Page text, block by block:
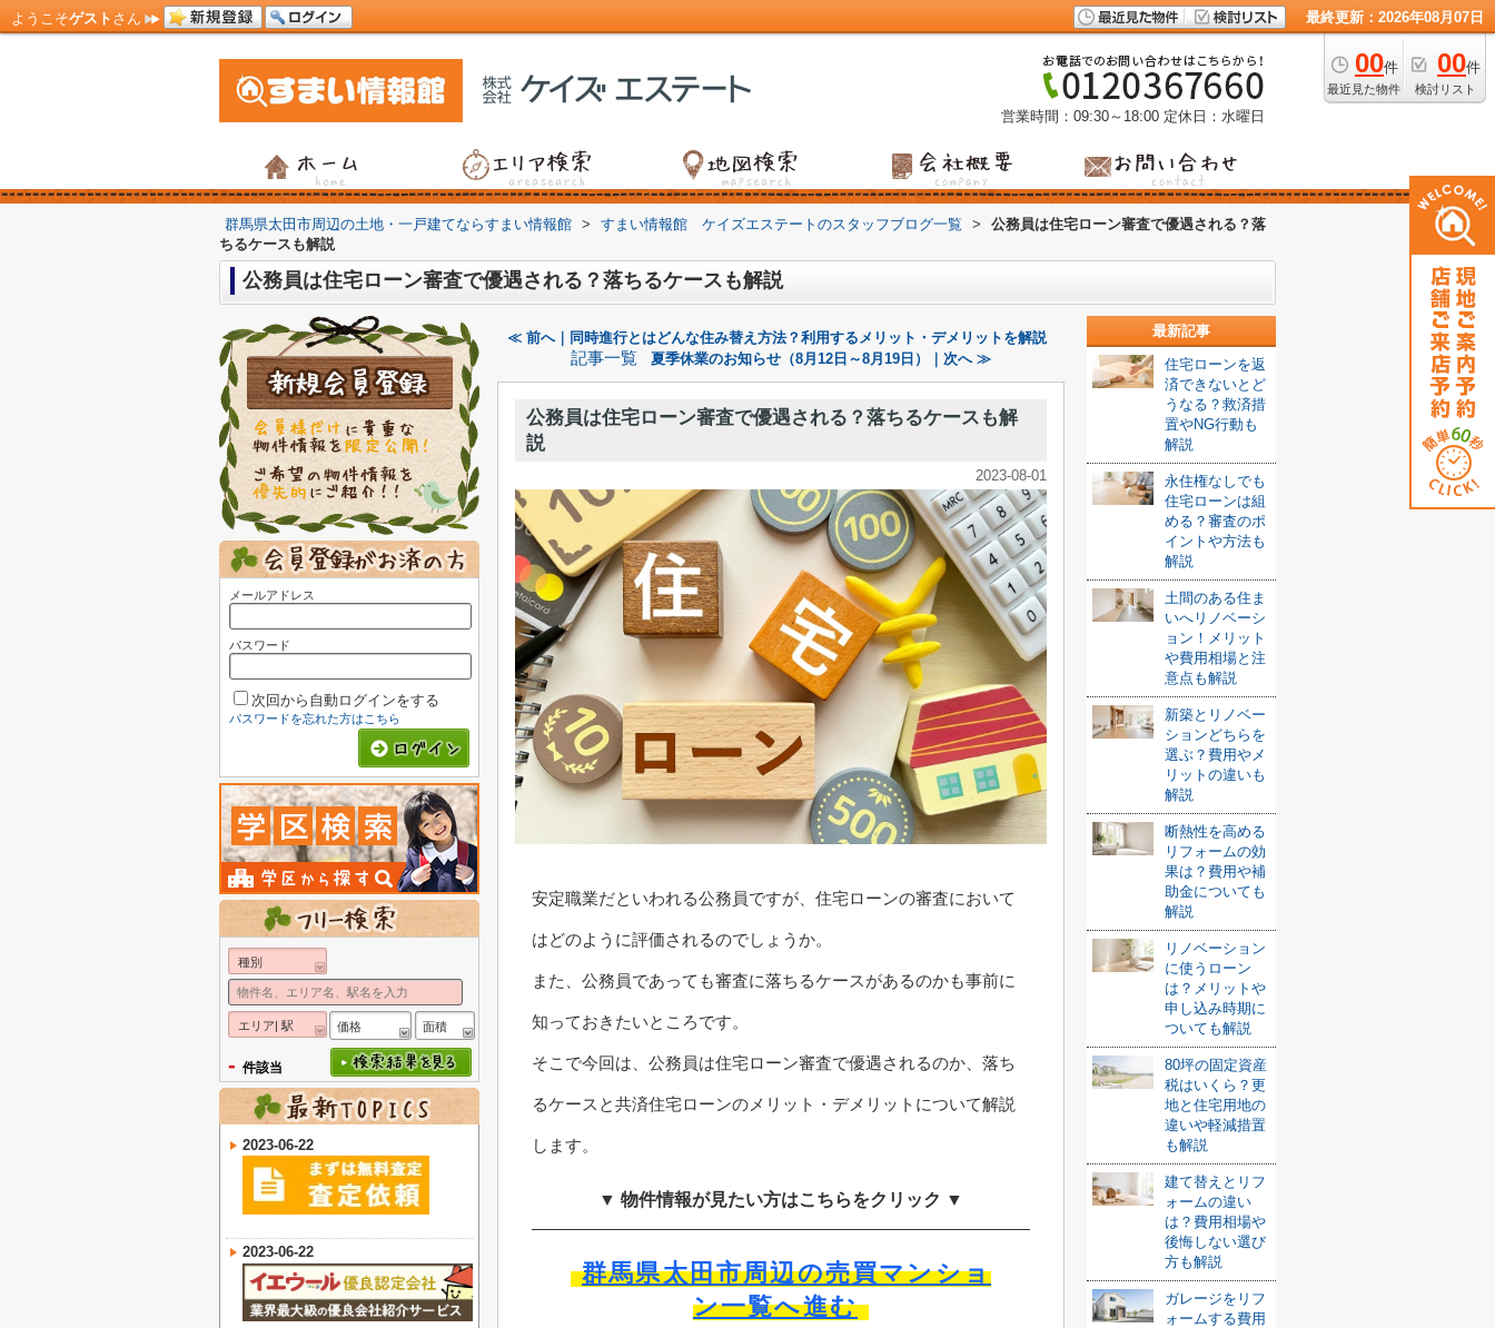
ようこそゲスト さん 最終更新：2026年08月07日
00件
最近見た物件
00件
検討リスト
営業時間：09:30～18:00 定休日：水曜日
群馬県太田市周辺の土地・一戸建てならすまい情報館 > すまい情報館 ケイズエステートのスタッフブログ一覧 >
公務員は住宅ローン審査で優遇される？落
ちるケースも解説
公務員は住宅ローン審査で優遇される？落ちるケースも解説
≪ 前へ｜同時進行とはどんな住み替え方法？利用するメリット・デメリットを解説
記事一覧 夏季休業のお知らせ（8月12日～8月19日）｜次へ ≫
公務員は住宅ローン審査で優遇される？落ちるケースも解
説
2023-08-01
安定職業だといわれる公務員ですが、住宅ローンの審査において
はどのように評価されるのでしょうか。
また、公務員であっても審査に落ちるケースがあるのかも事前に
知っておきたいところです。
そこで今回は、公務員は住宅ローン審査で優遇されるのか、落ち
るケースと共済住宅ローンのメリット・デメリットについて解説
します。
▼ 物件情報が見たい方はこちらをクリック ▼
群馬県太田市周辺の売買マンショ
ン一覧へ進む
最新記事
住宅ローンを返
済できないとど
うなる？救済措
置やNG行動も
解説
永住権なしでも
住宅ローンは組
める？審査のポ
イントや方法も
解説
土間のある住ま
いへリノベーシ
ョン！メリット
や費用相場と注
意点も解説
新築とリノベー
ションどちらを
選ぶ？費用やメ
リットの違いも
解説
断熱性を高める
リフォームの効
果は？費用や補
助金についても
解説
リノベーション
に使うローン
は？メリットや
申し込み時期に
ついても解説
80坪の固定資産
税はいくら？更
地と住宅用地の
違いや軽減措置
も解説
建て替えとリフ
ォームの違い
は？費用相場や
後悔しない選び
方も解説
ガレージをリフ
ォームする費用
メールアドレス
パスワード
次回から自動ログインをする
パスワードを忘れた方はこちら
種別
エリア| 駅 価格 面積
- 件該当
2023-06-22
2023-06-22